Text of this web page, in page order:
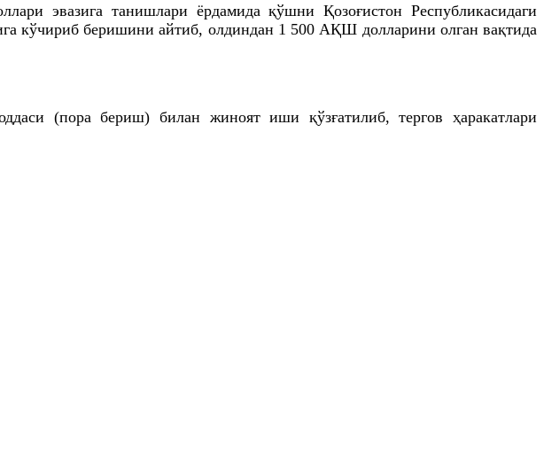
эвазига танишлари ёрдамида қўшни Қозоғистон Республикасидаги
кўчириб беришини айтиб, олдиндан 1 500 АҚШ долларини олган вақтида
(пора бериш) билан жиноят иши қўзғатилиб, тергов ҳаракатлари